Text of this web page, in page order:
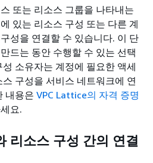
또는 리소스 그룹을 나타내는
있는 리소스 구성 또는 다른 계
성을 연결할 수 있습니다. 이 단
드는 동안 수행할 수 있는 선택
소유자는 계정에 필요한 액세
구성을 서비스 네트워크에 연
내용은 VPC Lattice의 자격 증명
요.
리소스 구성 간의 연결